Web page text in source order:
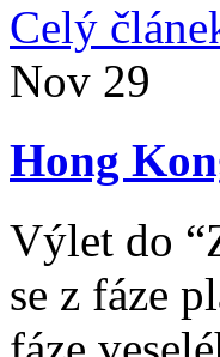
Celý
Nov 29
Hong
Výlet do
se z fáze